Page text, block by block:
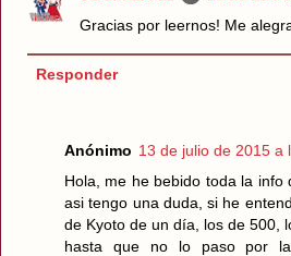
Gracias por leernos! Me
Responder
Anónimo 13 de julio de 2015 a
Hola, me he bebido toda la info
asi tengo una duda, si he
de Kyoto de un día, los de 500,
hasta que no lo paso por